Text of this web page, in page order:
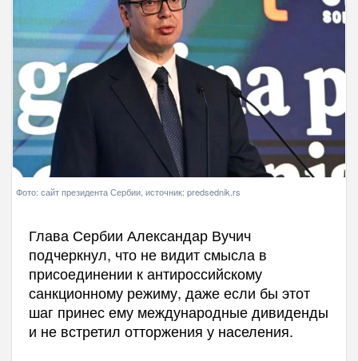
Фото: сайт президента Сербии, источник: predsednik.rs
Глава Сербии Александар Вучич
подчеркнул, что не видит смысла в
присоединении к антироссийскому
санкционному режиму, даже если бы этот
шаг принес ему международные дивиденды
и не встретил отторжения у населения.